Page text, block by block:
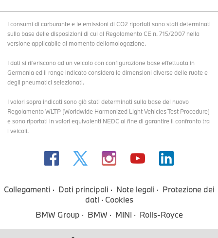
I consumi di carburante e le emissioni di CO2 riportati sono stati determinati
sulla base delle disposizioni di cui al Regolamento CE n. 715/2007 nella
versione applicabile al momento dellomologazione.
I dati si riferiscono ad un veicolo con configurazione base effettuata in
Germania ed il range indicato considera le dimensioni diverse delle ruote e
degli pneumatici selezionati.
I valori sopra indicati sono già stati determinati sulla base del nuovo
Regolamento WLTP (Worldwide Harmonized Light Vehicles Test Procedure)
e sono riportati in valori equivalenti NEDC al fine di garantire il confronto tra
i veicoli.
Collegamenti Dati principali Note legali
Protezione dei
dati
Cookies
BMW Group
BMW MINI Rolls-Royce